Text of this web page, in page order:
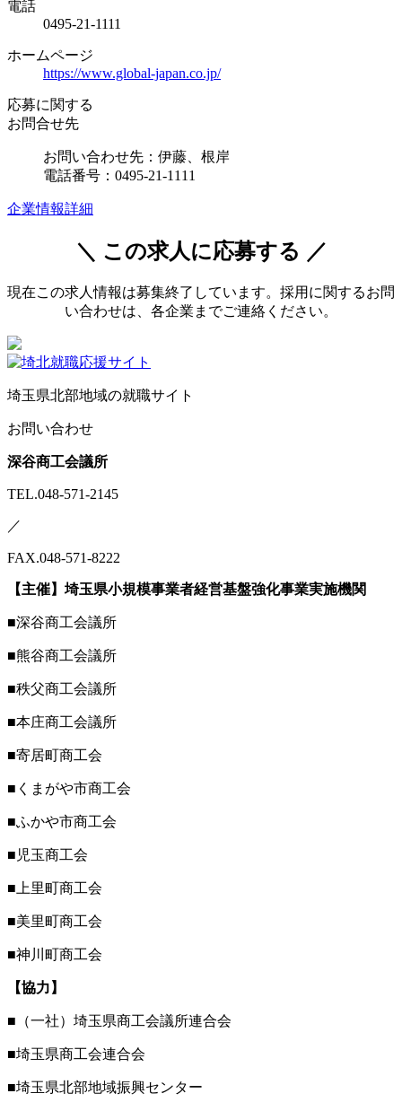
電話
0495-21-1111
ホームページ
https://www.global-japan.co.jp/
応募に関する
お問合せ先
お問い合わせ先：伊藤、根岸
電話番号：0495-21-1111
企業情報詳細
＼ この求人に応募する ／
現在この求人情報は募集終了しています。採用に関するお問
い合わせは、各企業までご連絡ください。
埼玉県北部地域の就職サイト
お問い合わせ
深谷商工会議所
TEL.048-571-2145
／
FAX.048-571-8222
【主催】埼玉県小規模事業者経営基盤強化事業実施機関
■深谷商工会議所
■熊谷商工会議所
■秩父商工会議所
■本庄商工会議所
■寄居町商工会
■くまがや市商工会
■ふかや市商工会
■児玉商工会
■上里町商工会
■美里町商工会
■神川町商工会
【協力】
■（一社）埼玉県商工会議所連合会
■埼玉県商工会連合会
■埼玉県北部地域振興センター